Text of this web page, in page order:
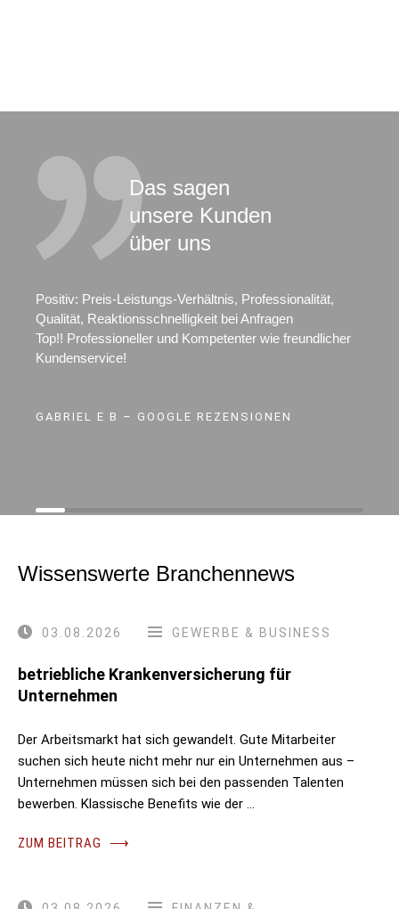
Das sagen
unsere Kunden
über uns
Positiv: Preis-Leistungs-Verhältnis, Professionalität,
Qualität, Reaktionsschnelligkeit bei Anfragen
Top!! Professioneller und Kompetenter wie freundlicher
Kundenservice!
GABRIEL E B – GOOGLE REZENSIONEN
Wissenswerte Branchennews
03.08.2026 GEWERBE & BUSINESS
betriebliche Krankenversicherung für
Unternehmen
Der Arbeitsmarkt hat sich gewandelt. Gute Mitarbeiter
suchen sich heute nicht mehr nur ein Unternehmen aus –
Unternehmen müssen sich bei den passenden Talenten
bewerben. Klassische Benefits wie der …
ZUM BEITRAG ⟶